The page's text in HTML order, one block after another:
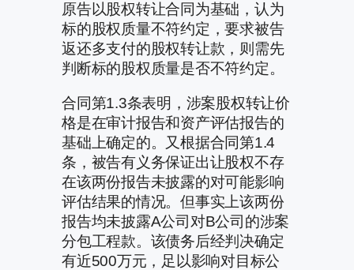
原告以股权转让合同为基础，认为
标的股权质量不符约定，要求被告
返还多支付的股权转让款，则需先
判断标的股权质量是否不符约定。
合同第1.3条表明，涉案股权转让价
格是在审计报告和资产评估报告的
基础上确定的。又根据合同第1.4
条，被告有义务保证出让股权不存
在该两份报告未披露的对可能影响
评估结果的情况。但事实上该两份
报告均未披露A公司对B公司的涉案
分包工程款。该债务后经判决确定
有近500万元，足以影响对目标公